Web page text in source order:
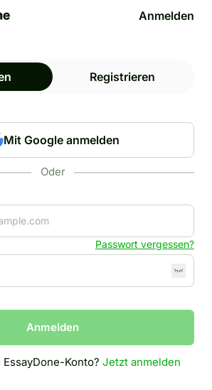
Anmelden
Registrieren
Mit Google anmelden
Oder
Passwort vergessen?
Anmelden
Konto? Jetzt anmelden